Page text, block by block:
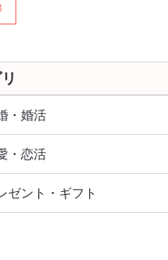
・婚活
・恋活
ゼント・ギフト